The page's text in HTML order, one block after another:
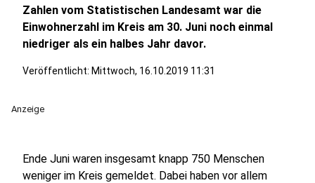
Zahlen vom Statistischen Landesamt war die
Einwohnerzahl im Kreis am 30. Juni noch einmal
niedriger als ein halbes Jahr davor.
Veröffentlicht: Mittwoch, 16.10.2019 11:31
Anzeige
Ende Juni waren insgesamt knapp 750 Menschen
weniger im Kreis gemeldet. Dabei haben vor allem